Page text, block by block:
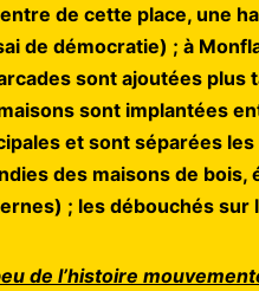
de cette place, une
de démocratie) ; à
sont ajoutées plus
sont implantées
et sont séparées
des maisons de
; les débouchés sur
de l’histoire